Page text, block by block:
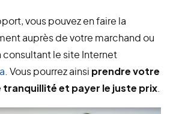
vous pouvez en faire la
auprès de votre marchand ou
consultant le site Internet
. Vous pourrez ainsi prendre votre
et payer le juste prix